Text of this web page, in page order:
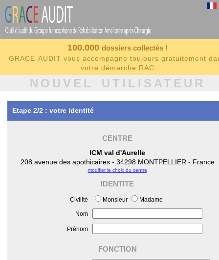
100.000 dossiers collectés !
GRACE-AUDIT vous accompagne toujours gratuitement
votre démarche RAC
NOUVEL UTILISATEUR
Etape 2/2 : votre identité
CENTRE
ICM val d'Aurelle
208 avenue des apothicaires - 34298 MONTPELLIER - France
modifier le choix du centre
IDENTITE
Civilité Monsieur Madame
Nom
Prénom
FONCTION